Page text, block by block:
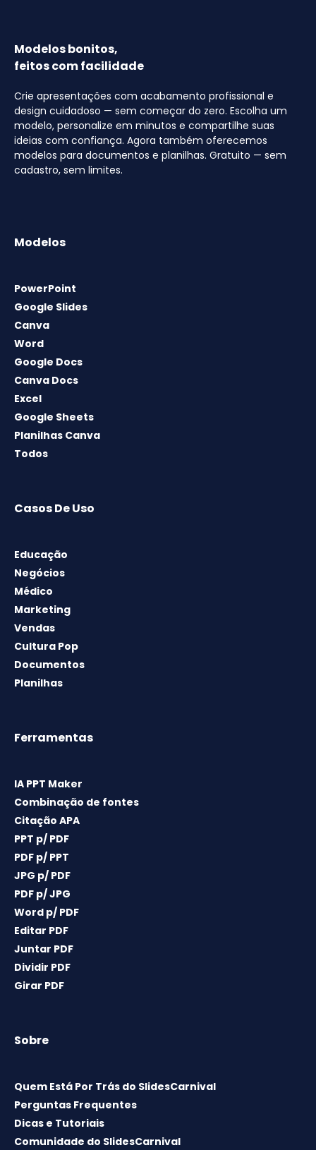
Modelos bonitos,
feitos com facilidade
Crie apresentações com acabamento profissional e
design cuidadoso — sem começar do zero. Escolha um
modelo, personalize em minutos e compartilhe suas
ideias com confiança. Agora também oferecemos
modelos para documentos e planilhas. Gratuito — sem
cadastro, sem limites.
Modelos
PowerPoint
Google Slides
Canva
Word
Google Docs
Canva Docs
Excel
Google Sheets
Planilhas Canva
Todos
Casos De Uso
Educação
Negócios
Médico
Marketing
Vendas
Cultura Pop
Documentos
Planilhas
Ferramentas
IA PPT Maker
Combinação de fontes
Citação APA
PPT p/ PDF
PDF p/ PPT
JPG p/ PDF
PDF p/ JPG
Word p/ PDF
Editar PDF
Juntar PDF
Dividir PDF
Girar PDF
Sobre
Quem Está Por Trás do SlidesCarnival
Perguntas Frequentes
Dicas e Tutoriais
Comunidade do SlidesCarnival